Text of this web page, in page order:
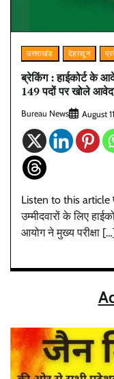
उत्तराखंड देहरादून
ब्रेकिंग : हाईकोर्ट के
149 पदों पर खोले
Bureau News August
Listen to this article
उम्मीदवारों के लिए
आयोग ने मुख्य परीक्षा